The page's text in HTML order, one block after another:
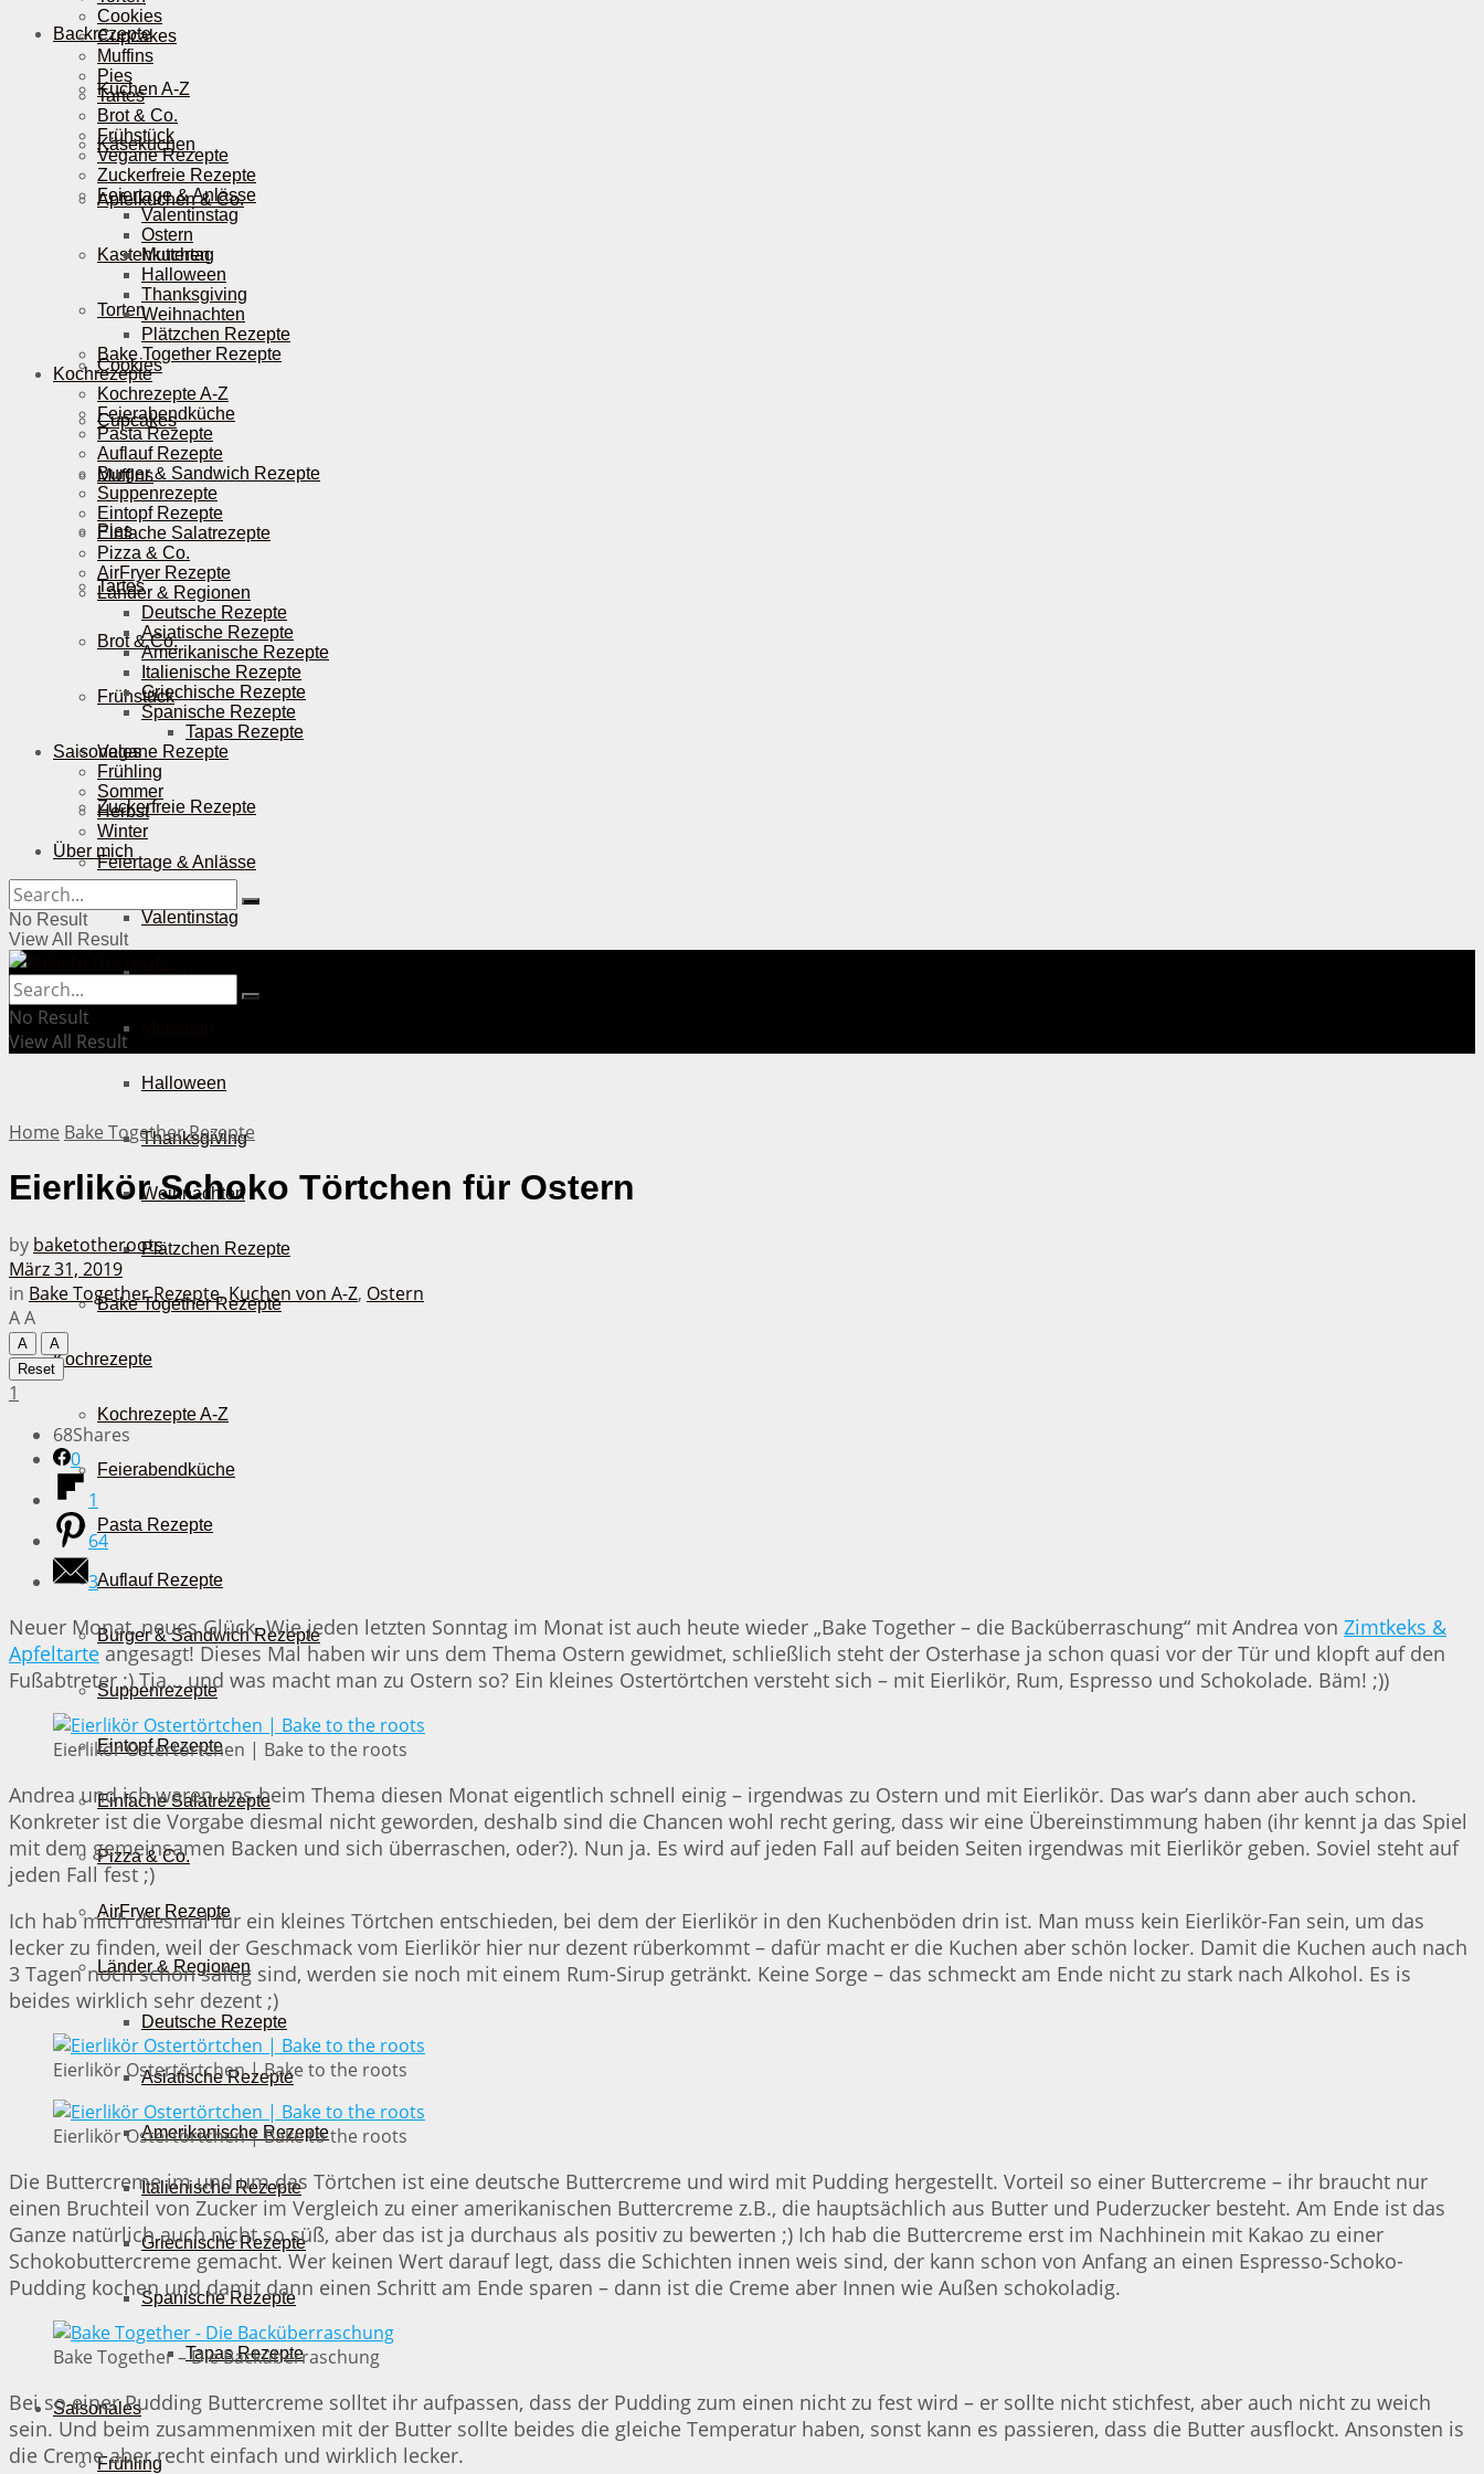
Backrezepte
Kuchen A-Z
Käsekuchen
Apfelkuchen & Co.
Kastenkuchen
Torten
Cookies
Cupcakes
Muffins
Pies
Tartes
Brot & Co.
Frühstück
Vegane Rezepte
Zuckerfreie Rezepte
Feiertage & Anlässe
Valentinstag
Ostern
Halloween
Thanksgiving
Weihnachten
Plätzchen Rezepte
Bake Together Rezepte
Kochrezepte
Kochrezepte A-Z
Feierabendküche
Pasta Rezepte
Auflauf Rezepte
Burger & Sandwich Rezepte
Suppenrezepte
Eintopf Rezepte
Einfache Salatrezepte
Pizza & Co.
AirFryer Rezepte
Länder & Regionen
Deutsche Rezepte
Asiatische Rezepte
Amerikanische Rezepte
Italienische Rezepte
Griechische Rezepte
Spanische Rezepte
Tapas Rezepte
Saisonales
Frühling
Cookies
Cupcakes
Muffins
Pies
Tartes
Brot & Co.
Frühstück
Vegane Rezepte
Zuckerfreie Rezepte
Feiertage & Anlässe
Valentinstag
Ostern
Muttertag
Halloween
Thanksgiving
Weihnachten
Plätzchen Rezepte
Bake Together Rezepte
Kochrezepte
Kochrezepte A-Z
Feierabendküche
Pasta Rezepte
Auflauf Rezepte
Burger & Sandwich Rezepte
Suppenrezepte
Eintopf Rezepte
Einfache Salatrezepte
Pizza & Co.
AirFryer Rezepte
Länder & Regionen
Deutsche Rezepte
Asiatische Rezepte
Amerikanische Rezepte
Italienische Rezepte
Griechische Rezepte
Spanische Rezepte
Tapas Rezepte
Saisonales
Frühling
Sommer
Herbst
Winter
Über mich
No Result
View All Result
No Result
View All Result
Home Bake Together Rezepte
Eierlikör Schoko Törtchen für Ostern
by baketotheroots
März 31, 2019
in Bake Together Rezepte,Kuchen von A-Z, Ostern
AA
A
A
Reset
1
68Shares
0
1
64
3
Neuer Monat, neues Glück. Wie jeden letzten Sonntag im Monat ist auch heute wieder „Bake Together – die Backüberraschung“ mit Andrea von Zimtkeks &
Apfeltarte angesagt! Dieses Mal haben wir uns dem Thema Ostern gewidmet, schließlich steht der Osterhase ja schon quasi vor der Tür und klopft auf den
Fußabtreter ;) Tja… und was macht man zu Ostern so? Ein kleines Ostertörtchen versteht sich – mit Eierlikör, Rum, Espresso und Schokolade. Bäm! ;))
Eierlikör Ostertörtchen | Bake to the roots
Andrea und ich waren uns beim Thema diesen Monat eigentlich schnell einig – irgendwas zu Ostern und mit Eierlikör. Das war’s dann aber auch schon.
Konkreter ist die Vorgabe diesmal nicht geworden, deshalb sind die Chancen wohl recht gering, dass wir eine Übereinstimmung haben (ihr kennt ja das Spiel
mit dem gemeinsamen Backen und sich überraschen, oder?). Nun ja. Es wird auf jeden Fall auf beiden Seiten irgendwas mit Eierlikör geben. Soviel steht auf
jeden Fall fest ;)
Ich hab mich diesmal für ein kleines Törtchen entschieden, bei dem der Eierlikör in den Kuchenböden drin ist. Man muss kein Eierlikör-Fan sein, um das
lecker zu finden, weil der Geschmack vom Eierlikör hier nur dezent rüberkommt – dafür macht er die Kuchen aber schön locker. Damit die Kuchen auch nach
3 Tagen noch schön saftig sind, werden sie noch mit einem Rum-Sirup getränkt. Keine Sorge – das schmeckt am Ende nicht zu stark nach Alkohol. Es is
beides wirklich sehr dezent ;)
Eierlikör Ostertörtchen | Bake to the roots
Eierlikör Ostertörtchen | Bake to the roots
Die Buttercreme im und um das Törtchen ist eine deutsche Buttercreme und wird mit Pudding hergestellt. Vorteil so einer Buttercreme – ihr braucht nur
einen Bruchteil von Zucker im Vergleich zu einer amerikanischen Buttercreme z.B., die hauptsächlich aus Butter und Puderzucker besteht. Am Ende ist das
Ganze natürlich auch nicht so süß, aber das ist ja durchaus als positiv zu bewerten ;) Ich hab die Buttercreme erst im Nachhinein mit Kakao zu einer
Schokobuttercreme gemacht. Wer keinen Wert darauf legt, dass die Schichten innen weis sind, der kann schon von Anfang an einen Espresso-Schoko-
Pudding kochen und damit dann einen Schritt am Ende sparen – dann ist die Creme aber Innen wie Außen schokoladig.
Bake Together – Die Backüberraschung
Bei so einer Pudding Buttercreme solltet ihr aufpassen, dass der Pudding zum einen nicht zu fest wird – er sollte nicht stichfest, aber auch nicht zu weich
sein. Und beim zusammenmixen mit der Butter sollte beides die gleiche Temperatur haben, sonst kann es passieren, dass die Butter ausflockt. Ansonsten is
die Creme aber recht einfach und wirklich lecker.